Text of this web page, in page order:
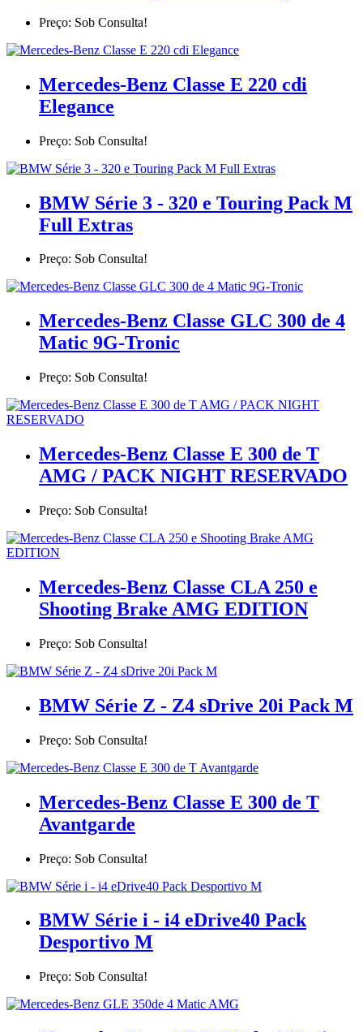
Preço: Sob Consulta!
Mercedes-Benz Classe E 220 cdi
Elegance
Preço: Sob Consulta!
BMW Série 3 - 320 e Touring Pack M
Full Extras
Preço: Sob Consulta!
Mercedes-Benz Classe GLC 300 de 4
Matic 9G-Tronic
Preço: Sob Consulta!
Mercedes-Benz Classe E 300 de T
AMG / PACK NIGHT RESERVADO
Preço: Sob Consulta!
Mercedes-Benz Classe CLA 250 e
Shooting Brake AMG EDITION
Preço: Sob Consulta!
BMW Série Z - Z4 sDrive 20i Pack M
Preço: Sob Consulta!
Mercedes-Benz Classe E 300 de T
Avantgarde
Preço: Sob Consulta!
BMW Série i - i4 eDrive40 Pack
Desportivo M
Preço: Sob Consulta!